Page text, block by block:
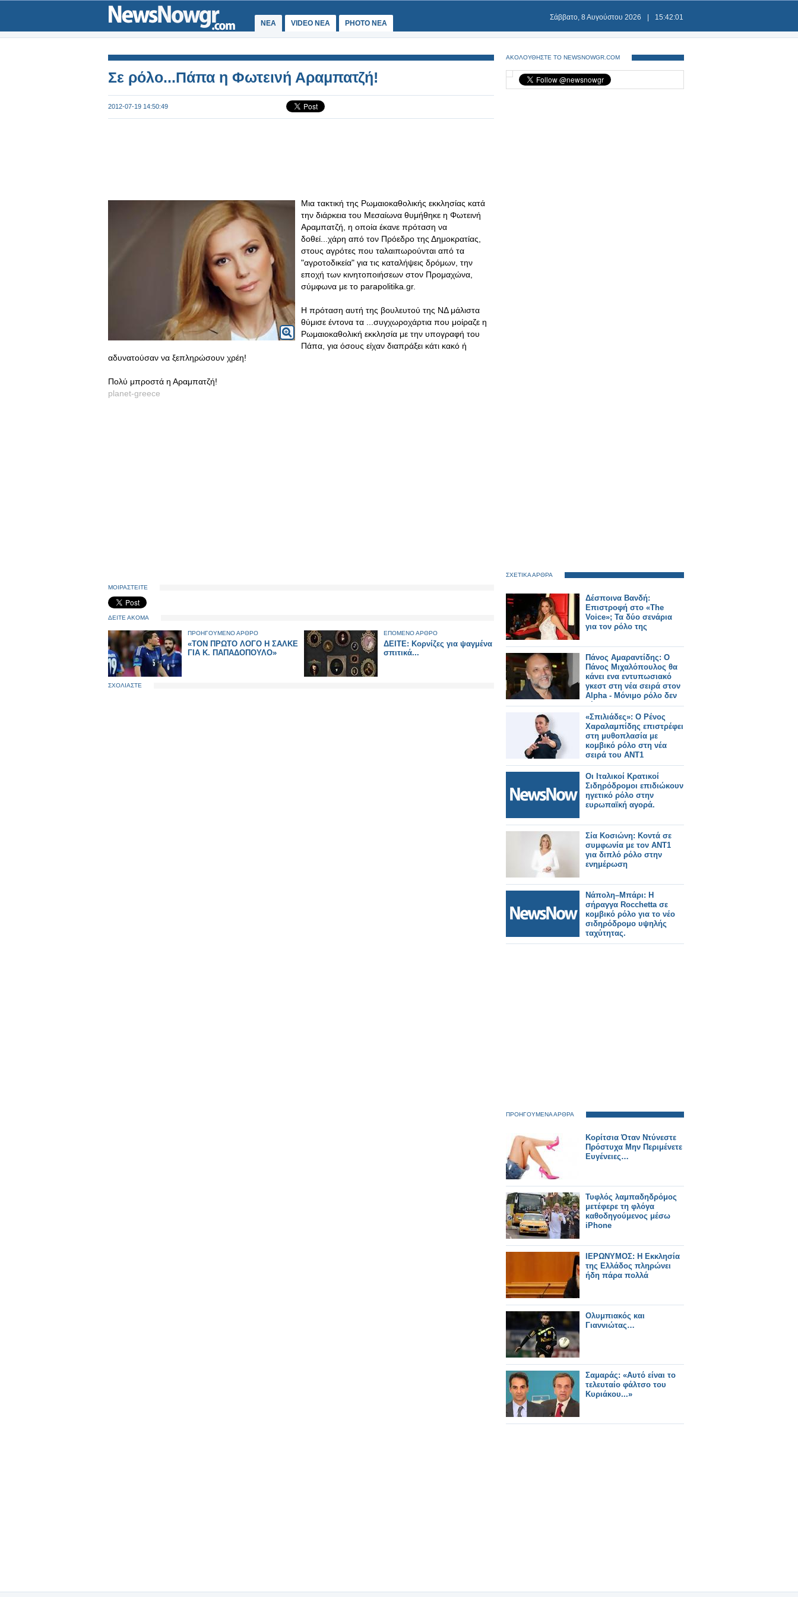
ΝΕΑ VIDEO NEA PHOTO NEA
Σάββατο, 8 Αυγούστου 2026 15:42:01
Σε ρόλο...Πάπα η Φωτεινή Αραμπατζή!
2012-07-19 14:50:49
Μια τακτική της Ρωμαιοκαθολικής εκκλησίας κατά
την διάρκεια του Μεσαίωνα θυμήθηκε η Φωτεινή
Αραμπατζή, η οποία έκανε πρόταση να
δοθεί...χάρη από τον Πρόεδρο της Δημοκρατίας,
στους αγρότες που ταλαιπωρούνται από τα
"αγροτοδικεία" για τις καταλήψεις δρόμων, την
εποχή των κινητοποιήσεων στον Προμαχώνα,
σύμφωνα με το parapolitika.gr.
Η πρόταση αυτή της βουλευτού της ΝΔ μάλιστα
θύμισε έντονα τα ...συγχωροχάρτια που μοίραζε η
Ρωμαιοκαθολική εκκλησία με την υπογραφή του
Πάπα, για όσους είχαν διαπράξει κάτι κακό ή
αδυνατούσαν να ξεπληρώσουν χρέη!
Πολύ μπροστά η Αραμπατζή!
planet-greece
ΜΟΙΡΑΣΤΕΙΤΕ
ΔΕΙΤΕ ΑΚΟΜΑ
ΠΡΟΗΓΟΥΜΕΝΟ ΑΡΘΡΟ
«ΤΟΝ ΠΡΩΤΟ ΛΟΓΟ Η ΣΑΛΚΕ
ΓΙΑ Κ. ΠΑΠΑΔΟΠΟΥΛΟ»
ΕΠΟΜΕΝΟ ΑΡΘΡΟ
ΔΕΙΤΕ: Κορνίζες για ψαγμένα
σπιτικά...
ΣΧΟΛΙΑΣΤΕ
ΑΚΟΛΟΥΘΗΣΤΕ ΤΟ NEWSNOWGR.COM
ΣΧΕΤΙΚΑ ΑΡΘΡΑ
Δέσποινα Βανδή:
Επιστροφή στο «The
Voice»; Τα δύο σενάρια
για τον ρόλο της
Πάνος Αμαραντίδης: Ο
Πάνος Μιχαλόπουλος θα
κάνει ενα εντυπωσιακό
γκεστ στη νέα σειρά στον
Alpha - Μόνιμο ρόλο δεν
θέλει
«Σπιλιάδες»: Ο Ρένος
Χαραλαμπίδης επιστρέφει
στη μυθοπλασία με
κομβικό ρόλο στη νέα
σειρά του ΑΝΤ1
Οι Ιταλικοί Κρατικοί
Σιδηρόδρομοι επιδιώκουν
ηγετικό ρόλο στην
ευρωπαϊκή αγορά.
Σία Κοσιώνη: Κοντά σε
συμφωνία με τον ΑΝΤ1
για διπλό ρόλο στην
ενημέρωση
Νάπολη–Μπάρι: Η
σήραγγα Rocchetta σε
κομβικό ρόλο για το νέο
σιδηρόδρομο υψηλής
ταχύτητας.
ΠΡΟΗΓΟΥΜΕΝΑ ΑΡΘΡΑ
Κορίτσια Όταν Ντύνεστε
Πρόστυχα Μην Περιμένετε
Ευγένειες…
Τυφλός λαμπαδηδρόμος
μετέφερε τη φλόγα
καθοδηγούμενος μέσω
iPhone
ΙΕΡΩΝΥΜΟΣ: Η Εκκλησία
της Ελλάδος πληρώνει
ήδη πάρα πολλά
Ολυμπιακός και
Γιαννιώτας…
Σαμαράς: «Αυτό είναι το
τελευταίο φάλτσο του
Κυριάκου...»